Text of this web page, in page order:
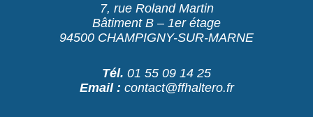
7, rue Roland Martin
Bâtiment B – 1er étage
94500 CHAMPIGNY-SUR-MARNE
Tél. 01 55 09 14 25
Email : contact@ffhaltero.fr